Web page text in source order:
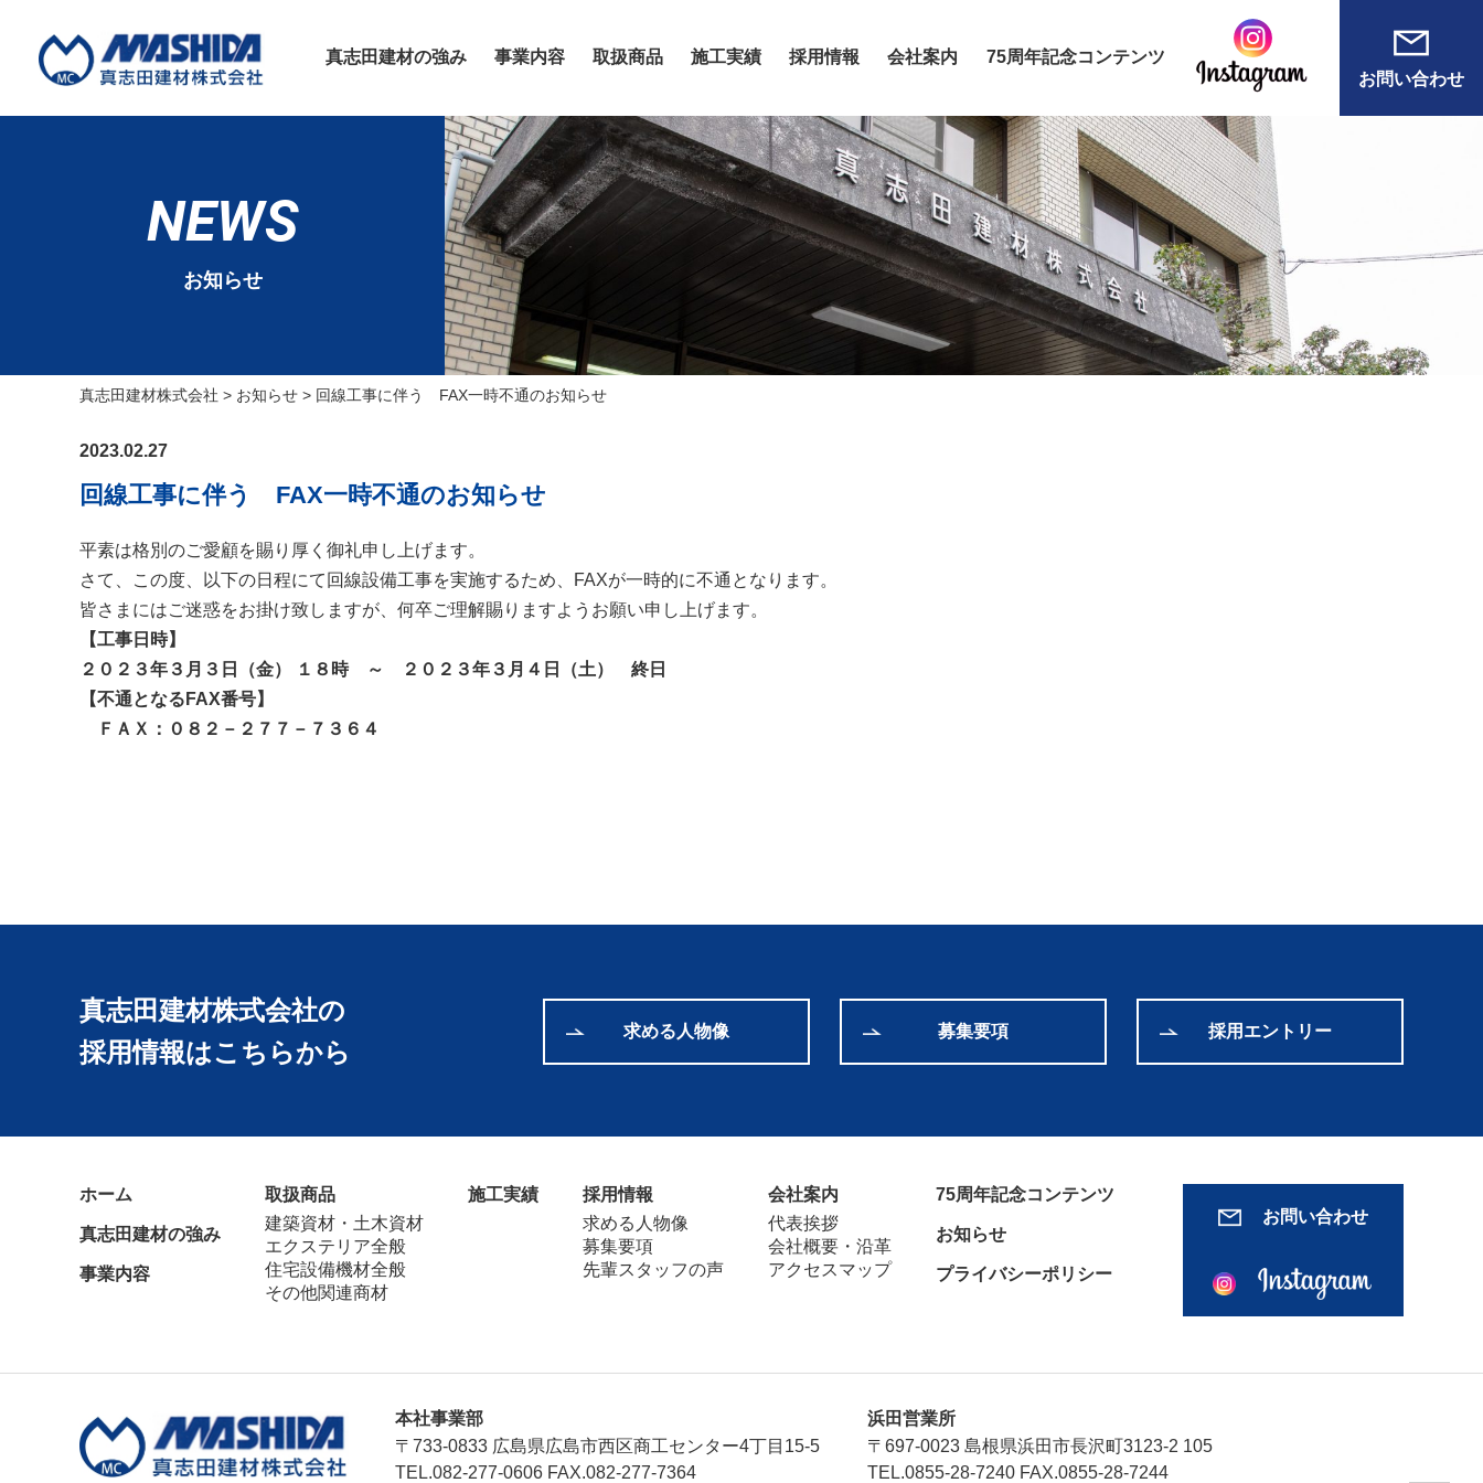
真志田建材の強み 事業内容 取扱商品 施工実績 採用情報 会社案内
75周年記念コンテンツ
お問い合わせ
NEWS
お知らせ
真志田建材株式会社 > お知らせ > 回線工事に伴う FAX一時不通のお知らせ
2023.02.27
回線工事に伴う FAX一時不通のお知らせ
平素は格別のご愛顧を賜り厚く御礼申し上げます。
さて、この度、以下の日程にて回線設備工事を実施するため、FAXが一時的に不通となります。
皆さまにはご迷惑をお掛け致しますが、何卒ご理解賜りますようお願い申し上げます。
【工事日時】
２０２３年３月３日（金） １８時 ～ ２０２３年３月４日（土） 終日
【不通となるFAX番号】
ＦＡＸ：０８２－２７７－７３６４
真志田建材株式会社の
採用情報はこちらから
求める人物像 募集要項 採用エントリー
ホーム
真志田建材の強み
事業内容
取扱商品
建築資材・土木資材
エクステリア全般
住宅設備機材全般
その他関連商材
施工実績
採用情報
求める人物像
募集要項
先輩スタッフの声
会社案内
代表挨拶
会社概要・沿革
アクセスマップ
75周年記念コンテンツ
お知らせ
プライバシーポリシー
お問い合わせ
本社事業部
〒733-0833 広島県広島市西区商工センター4丁目15-5
TEL.082-277-0606 FAX.082-277-7364
浜田営業所
〒697-0023 島根県浜田市長沢町3123-2 105
TEL.0855-28-7240 FAX.0855-28-7244